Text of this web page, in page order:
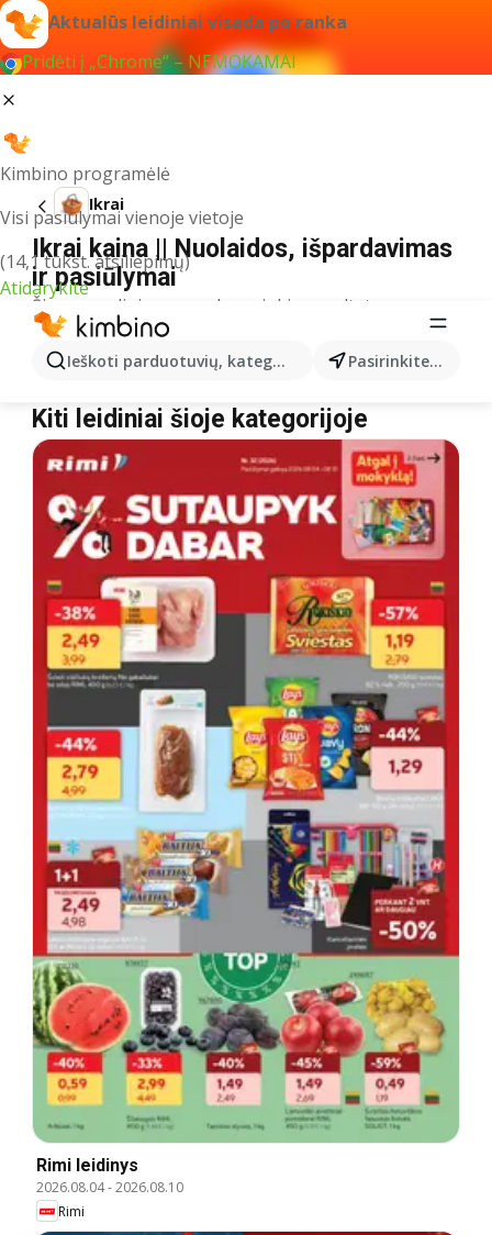
Aktualūs leidiniai visada po ranka
Pridėti į „Chrome“ – NEMOKAMAI
Kimbino programėlė
Visi pasiūlymai vienoje vietoje
(14,1 tūkst. atsiliepimų)
Atidarykite
Ieškoti parduotuvių, kategorijų, produktų... Pasirinkite miestą
Ikrai
Ikrai kaina || Nuolaidos, išpardavimas
ir pasiūlymai
Šiuo pavadinimu neradome jokių rezultatų
Akcija Ikrai – kur nusipirkti?
ČIA MARKET MAXIMA Ikrai
Kiti leidiniai šioje kategorijoje
Rimi leidinys
2026.08.04-2026.08.10
Rimi